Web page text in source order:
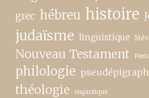
grec hébreu histoire
judaïsme linguistique
Nouveau Testament
philologie
théologie ougaritique